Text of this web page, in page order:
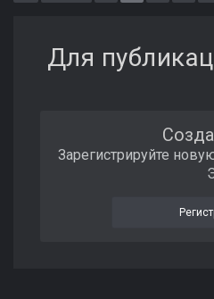
Для
Зарегистрируйте